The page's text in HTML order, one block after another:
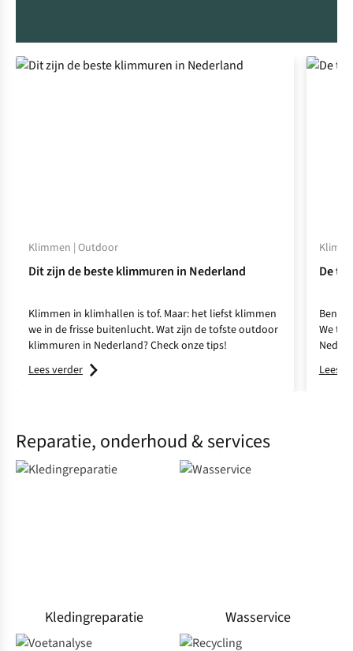
Klimmen | Outdoor
Dit zijn de beste klimmuren in Nederland
Klimmen in klimhallen is tof. Maar: het liefst klimmen
we in de frisse buitenlucht. Wat zijn de tofste outdoor
klimmuren in Nederland? Check onze tips!
Lees verder
De
Ben
We
Lees
Reparatie, onderhoud & services
Kledingreparatie Wasservice